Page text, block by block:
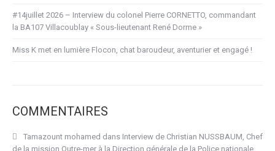
#14juillet 2026 – Interview du colonel Pierre CORNETTO, commandant
la BA107 Villacoublay « Sous-lieutenant René Dorme »
Miss K met en lumière Flocon, chat baroudeur, aventurier et engagé !
COMMENTAIRES
Tamazount mohamed dans Interview de Christian NUSSBAUM, Chef
de la mission Outre-mer à la Direction générale de la Police nationale